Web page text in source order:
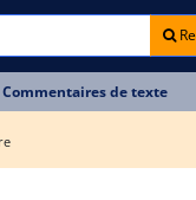
Commentaires de texte